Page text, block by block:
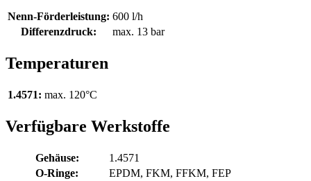
Nenn-Förderleistung: 600 l/h
Differenzdruck:
max. 13 bar
Temperaturen
1.4571: max. 120°C
Verfügbare Werkstoffe
Gehäuse:
1.4571
O-Ringe:
EPDM, FKM, FFKM, FEP